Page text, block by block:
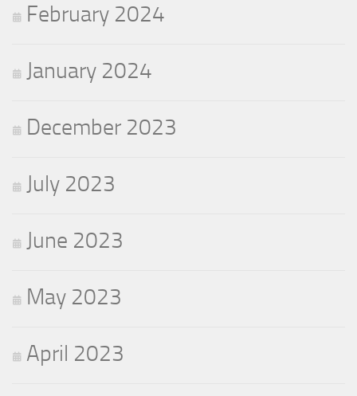
February 2024
January 2024
December 2023
July 2023
June 2023
May 2023
April 2023